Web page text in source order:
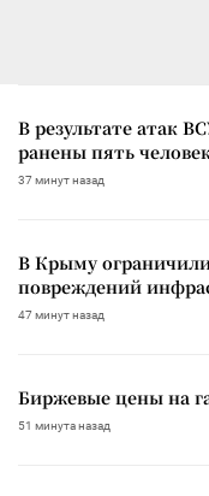
В результате атак
ранены пять человек
37 минут назад
В Крыму ограничили
повреждений
47 минут назад
Биржевые цены на
51 минута назад